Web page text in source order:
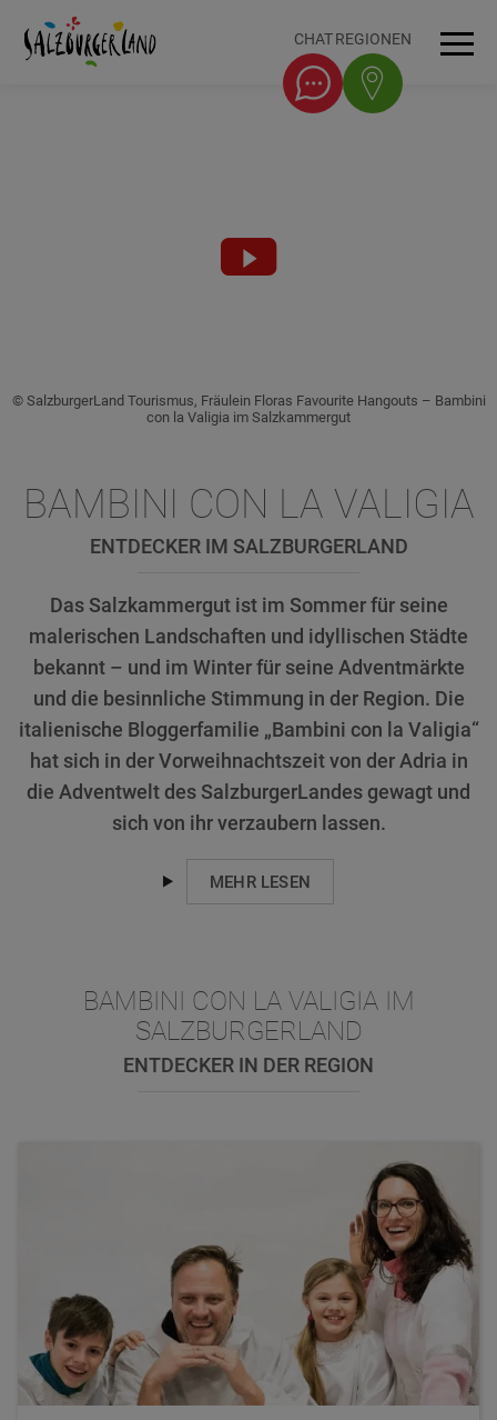
Zum InhaltAccesskey
[0]
Zur NavigationAccesskey
[1]
Zum Seitenanfang
Zum Fuß-BereichAccesskey
[3] CHAT REGIONEN
Video
abspielen
© SalzburgerLand Tourismus, Fräulein Floras Favourite Hangouts – Bambini
con la Valigia im Salzkammergut
BAMBINI CON LA VALIGIA
ENTDECKER IM SALZBURGERLAND
Das Salzkammergut ist im Sommer für seine
malerischen Landschaften und idyllischen Städte
bekannt – und im Winter für seine Adventmärkte
und die besinnliche Stimmung in der Region. Die
italienische Bloggerfamilie „Bambini con la Valigia“
hat sich in der Vorweihnachtszeit von der Adria in
die Adventwelt des SalzburgerLandes gewagt und
sich von ihr verzaubern lassen.
MEHR LESEN
BAMBINI CON LA VALIGIA IM
SALZBURGERLAND
ENTDECKER IN DER REGION